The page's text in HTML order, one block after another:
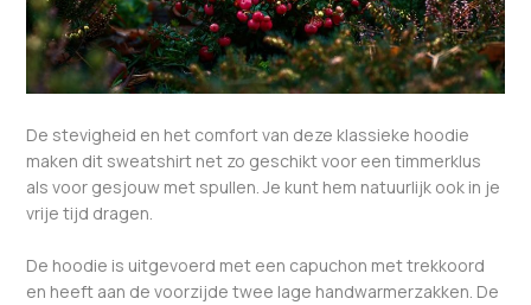
De stevigheid en het comfort van deze klassieke hoodie
maken dit sweatshirt net zo geschikt voor een timmerklus
als voor gesjouw met spullen. Je kunt hem natuurlijk ook in je
vrije tijd dragen.
De hoodie is uitgevoerd met een capuchon met trekkoord
en heeft aan de voorzijde twee lage handwarmerzakken. De